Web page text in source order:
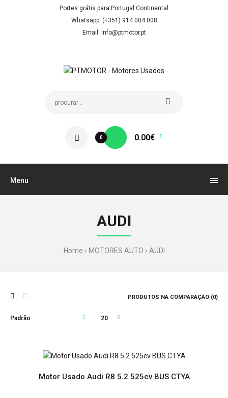
Portes grátis para Portugal Continental
Whatsapp: (+351) 914 004 008
Email: info@ptmotor.pt
0 0.00€
Menu
AUDI
Home MOTORES AUTO AUDI
PRODUTOS NA COMPARAÇÃO (0)
Motor Usado Audi R8 5.2 525cv BUS CTYA